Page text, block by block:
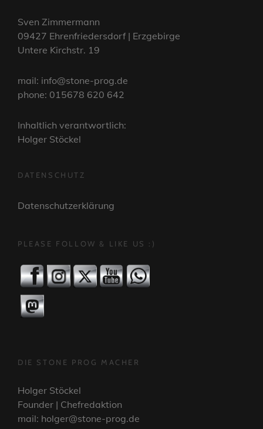
Sven Zimmermann
09427 Ehrenfriedersdorf | Erzgebirge
Untere Kirchstr. 19
mail: info@stone-prog.de
phone: 015678 620 642
Inhaltlich verantwortlich:
Holger Stöckel
DATENSCHUTZ
Datenschutzerklärung
PLEASE FOLLOW & LIKE US :)
DIE STONE PROG MACHER
Holger Stöckel
Founder | Chefredaktion
mail: holger@stone-prog.de